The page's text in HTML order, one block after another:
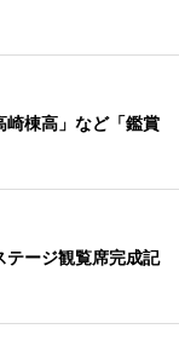
崎棟高」など「鑑賞
テージ観覧席完成記